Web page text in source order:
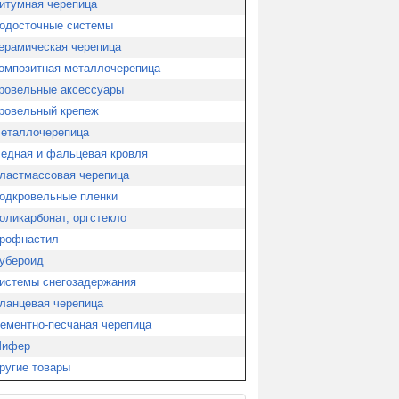
пассивного дома
черепица
системы
черепица
металлочерепица
аксессуары
крепеж
и фальцевая кровля
черепица
пленки
оргстекло
снегозадержания
черепица
песчаная черепица
товары